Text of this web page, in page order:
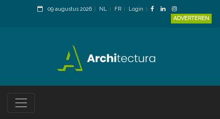
09 augustus 2026 NL FR
Login
ADVERTEREN